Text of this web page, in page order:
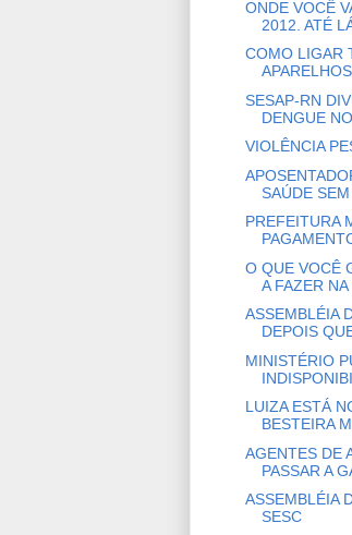
ONDE VOCÊ
2012. ATÉ
COMO LIGAR
SESAP-RN
DENGUE
VIOLÊNCIA
SAÚDE
PREFEITURA
O QUE VOCÊ
A FAZER NA
ASSEMBLÉIA
DEPOIS
MINISTÉRIO
LUIZA ESTÁ
BESTEIRA
AGENTES DE
PASSAR A
ASSEMBLÉIA
SESC